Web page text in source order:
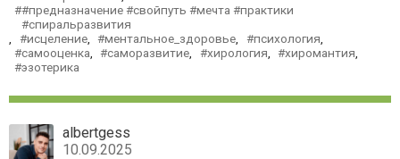
#предназначение #свойпуть #мечта #практики
#спиральразвития
исцеление, ментальное_здоровье психология
самооценка
саморазвитие хирология хиромантия
эзотерика
albertgess
10.09.2025